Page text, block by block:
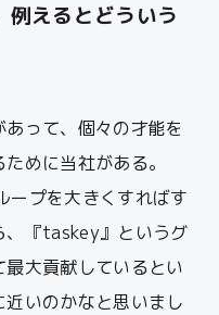
例えるとどういう
って、個々の才能を
めに当社がある。
ープを大きくすればす
、『taskey』というグ
大貢献しているとい
いのかなと思いまし